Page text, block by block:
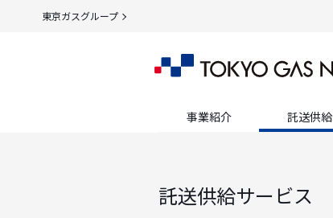
東京ガスグループ
事業紹介 託送供給
託送供給サービス